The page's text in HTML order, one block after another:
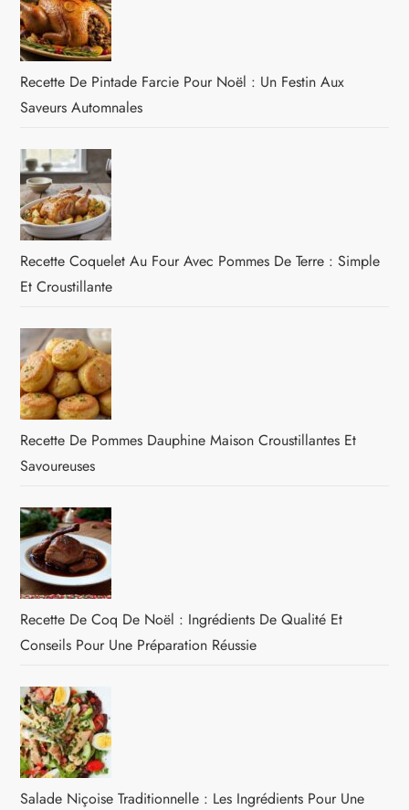
Recette De Pintade Farcie Pour Noël : Un Festin Aux
Saveurs Automnales
Recette Coquelet Au Four Avec Pommes De Terre : Simple
Et Croustillante
Recette De Pommes Dauphine Maison Croustillantes Et
Savoureuses
Recette De Coq De Noël : Ingrédients De Qualité Et
Conseils Pour Une Préparation Réussie
Salade Niçoise Traditionnelle : Les Ingrédients Pour Une